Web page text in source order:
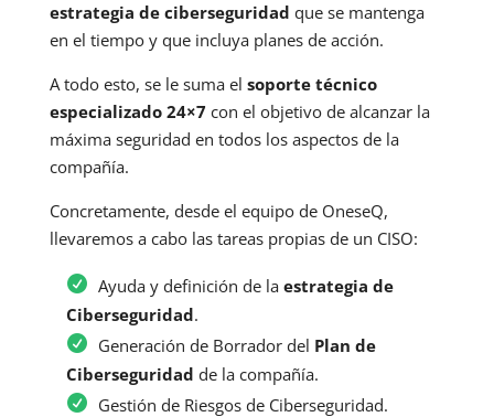
estrategia de ciberseguridad que se mantenga
en el tiempo y que incluya planes de acción.
A todo esto, se le suma el soporte técnico
especializado 24×7 con el objetivo de alcanzar la
máxima seguridad en todos los aspectos de la
compañía.
Concretamente, desde el equipo de OneseQ,
llevaremos a cabo las tareas propias de un CISO:
Ayuda y definición de la estrategia de
Ciberseguridad.
Generación de Borrador del Plan de
Ciberseguridad de la compañía.
Gestión de Riesgos de Ciberseguridad.